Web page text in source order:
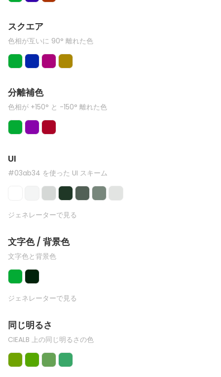
スクエア
色相が互いに 90° 離れた色
分離補色
色相が +150° と -150° 離れた色
UI
#03ab34 を使った UI スキーム
ジェネレーターで見る
文字色 / 背景色
文字色と背景色
ジェネレーターで見る
同じ明るさ
CIEALB 上の同じ明るさの色